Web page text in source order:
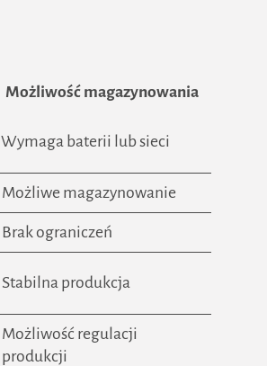
Możliwość magazynowania
Wymaga baterii lub sieci
Możliwe magazynowanie
Brak ograniczeń
Stabilna produkcja
Możliwość regulacji
produkcji